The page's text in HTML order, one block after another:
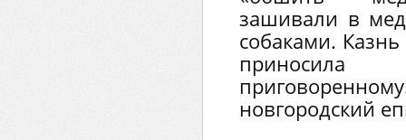
зашивали в
собаками.
приносила
новгородский